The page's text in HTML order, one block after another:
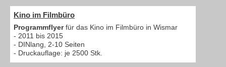
Kino im Filmbüro
Programmflyerfür das Kino im Filmbüro in Wismar
- 2011 bis 2015
- DINlang, 2-10 Seiten
- Druckauflage: je 2500 Stk.